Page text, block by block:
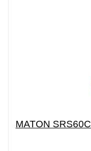
MATON SRS60C